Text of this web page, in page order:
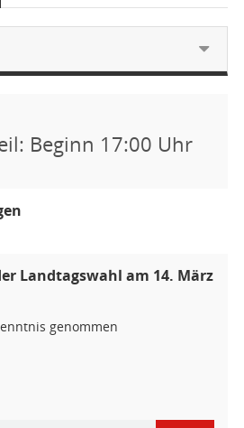
Beginn 17:00 Uhr
Landtagswahl am 14. März
genommen